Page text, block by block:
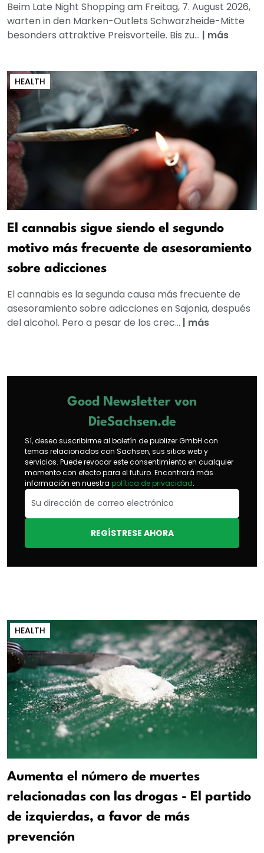
Beim Late Night Shopping am Freitag, 7. August 2026,
warten in den Marken-Outlets Schwarzheide-Mitte
besonders attraktive Preisvorteile. Bis zu... | más
HEALTH
El cannabis sigue siendo el segundo
motivo más frecuente de asesoramiento
sobre adicciones
El cannabis es la segunda causa más frecuente de
asesoramiento sobre adicciones en Sajonia, después
del alcohol. Pero a pesar de los crec... | más
Good Newsletter von
DieSachsen.de
Sí, deseo suscribirme al boletín de publizer GmbH con
temas relacionados con Sachsen, sus sitios web y
servicios. Puede revocar este consentimiento en cualquier
momento con efecto para el futuro. Encontrará más
información en nuestra política de privacidad.
REGÍSTRESE AHORA
HEALTH
Aumenta el número de muertes
relacionadas con las drogas - El partido
de izquierdas, a favor de más
prevención